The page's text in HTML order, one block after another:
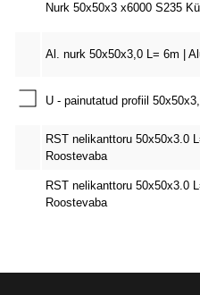
Nurk 50x50x3 x6000 S235
Al. nurk 50x50x3,0 L= 6m |
U - painutatud profiil
RST nelikanttoru 50x50x3.0
Roostevaba
RST nelikanttoru 50x50x3.0
Roostevaba